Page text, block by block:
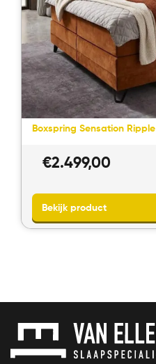
Boxspring Sensation Ripple
€2.499,00